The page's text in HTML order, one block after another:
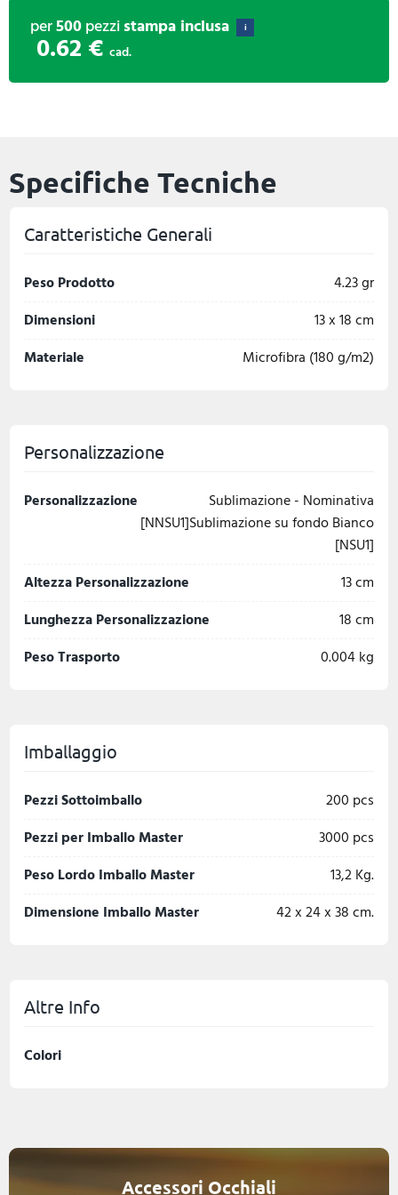
per500pezzistampa inclusa i
0.62 € cad.
Specifiche Tecniche
Caratteristiche Generali
Peso Prodotto
4.23 gr
Dimensioni
13 x 18 cm
Materiale
Microfibra (180 g/m2)
Personalizzazione
Personalizzazione
Sublimazione - Nominativa
[NNSU1]Sublimazione su fondo Bianco
[NSU1]
Altezza Personalizzazione
13 cm
Lunghezza Personalizzazione
18 cm
Peso Trasporto
0.004 kg
Imballaggio
Pezzi Sottoimballo
200 pcs
Pezzi per Imballo Master
3000 pcs
Peso Lordo Imballo Master
13,2 Kg.
Dimensione Imballo Master
42 x 24 x 38 cm.
Altre Info
Colori
Accessori Occhiali